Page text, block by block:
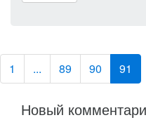
1 ... 89 90 91
Новый